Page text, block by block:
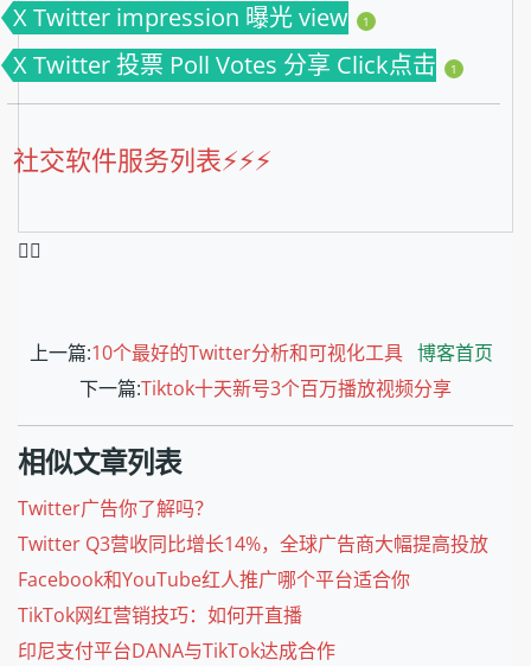
X Twitter impression 曝光 view 1
X Twitter 投票 Poll Votes 分享 Click点击 1
社交软件服务列表⚡️⚡️⚡️
❤️‍🔥
上一篇:10个最好的Twitter分析和可视化工具 博客首页
下一篇:Tiktok十天新号3个百万播放视频分享
相似文章列表
Twitter广告你了解吗？
Twitter Q3营收同比增长14%，全球广告商大幅提高投放
Facebook和YouTube红人推广哪个平台适合你
TikTok网红营销技巧：如何开直播
印尼支付平台DANA与TikTok达成合作